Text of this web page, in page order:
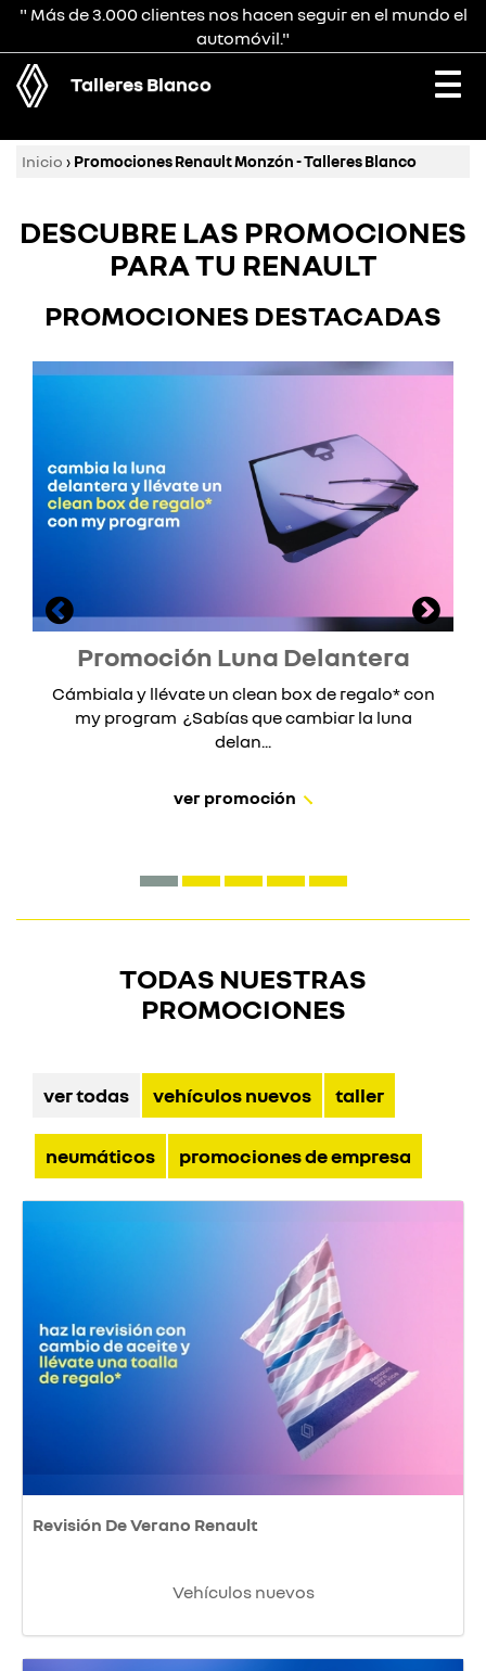
" Más de 3.000 clientes nos hacen seguir en el mundo el
automóvil."
Talleres Blanco
Inicio › Promociones Renault Monzón - Talleres Blanco
DESCUBRE LAS PROMOCIONES
PARA TU RENAULT
PROMOCIONES DESTACADAS
Promoción Luna Delantera
Cámbiala y llévate un clean box de regalo* con
my program ¿Sabías que cambiar la luna
delan...
ver promoción
TODAS NUESTRAS
PROMOCIONES
ver todas vehículos nuevos taller
neumáticos promociones de empresa
Revisión De Verano Renault
Vehículos nuevos